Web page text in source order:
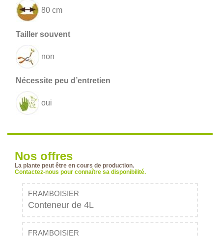
80 cm
non
oui
Nos offres
La plante peut être en cours de production.
Contactez-nous pour connaître sa disponibilité.
FRAMBOISIER
Conteneur de 4L
FRAMBOISIER